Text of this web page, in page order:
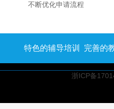
不断优化申请流程
特色的辅导培训 完善的
浙ICP备